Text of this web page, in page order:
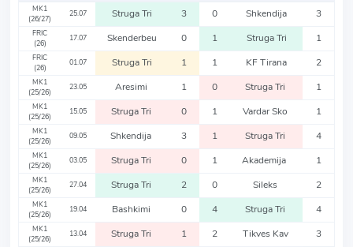
MK1
(26/27)
25.07 Struga Tri 3 0 Shkendija 3
FRIC
(26)
17.07 Skenderbeu 0 1 Struga Tri 1
FRIC
(26)
01.07 Struga Tri 1 1 KF Tirana 2
MK1
(25/26)
23.05 Aresimi 1 0 Struga Tri 1
MK1
(25/26)
15.05 Struga Tri 0 1 Vardar Sko 1
MK1
(25/26)
09.05 Shkendija 3 1 Struga Tri 4
MK1
(25/26)
03.05 Struga Tri 0 1 Akademija 1
MK1
(25/26)
27.04 Struga Tri 2 0 Sileks 2
MK1
(25/26)
19.04 Bashkimi 0 4 Struga Tri 4
MK1
(25/26)
13.04 Struga Tri 1 2 Tikves Kav 3